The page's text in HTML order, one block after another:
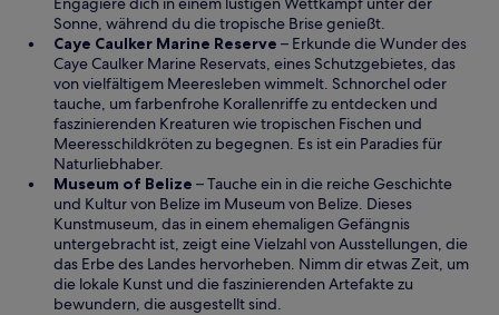
t
e
r
g
e
ö
f
f
n
e
t
e
u
e
n
F
e
n
t
e
r
g
e
ö
f
n
e
i
n
e
m
n
u
e
n
F
e
n
Sonne, während du die tropische Brise genießt.
Caye Caulker Marine Reserve W
i
r
d
i
n
i
n
e
m
n
e
– Erkunde die Wunder des
Caye Caulker Marine Reservats, eines Schutzgebietes, das
von vielfältigem Meeresleben wimmelt. Schnorchel oder
tauche, um farbenfrohe Korallenriffe zu entdecken und
faszinierenden Kreaturen wie tropischen Fischen und
Meeresschildkröten zu begegnen. Es ist ein Paradies für
Naturliebhaber.
Museum of Belize W
i
r
d
i
n
e
– Tauche ein in die reiche Geschichte
und Kultur von Belize im Museum von Belize. Dieses
Kunstmuseum, das in einem ehemaligen Gefängnis
untergebracht ist, zeigt eine Vielzahl von Ausstellungen, die
das Erbe des Landes hervorheben. Nimm dir etwas Zeit, um
die lokale Kunst und die faszinierenden Artefakte zu
bewundern, die ausgestellt sind.